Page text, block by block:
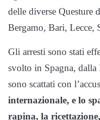
delle diverse Questure
Bergamo, Bari, Lecce,
Gli arresti sono stati
svolto in Spagna,
sono scattati con
internazionale, e lo
rapina, la